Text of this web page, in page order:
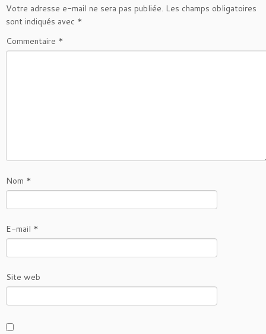
b
t
a
Votre adresse e-mail ne sera pas publiée. Les champs obligatoires
sont indiqués avec *
Commentaire *
Nom *
E-mail *
Site web